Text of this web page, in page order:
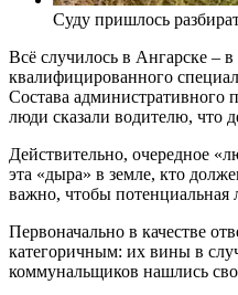
Суду пришлось
Всё случилось в Ангарске –
квалифицированного
Состава
люди сказали водителю, что
Действительно, очередное
эта «дыра» в земле, кто
важно, чтобы потенциальная
Первоначально в качестве
категоричным: их вины в
коммунальщиков нашлись